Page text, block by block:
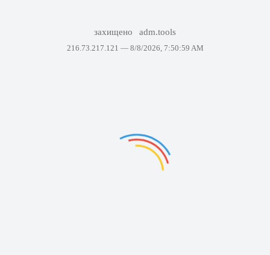
захищено adm.tools
216.73.217.121 — 8/8/2026, 7:50:59 AM